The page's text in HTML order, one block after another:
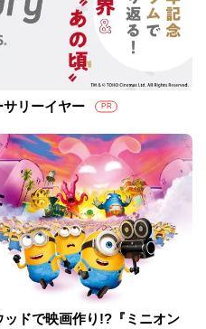
リーイヤー PR
ッドで映画作り!?『ミニオン